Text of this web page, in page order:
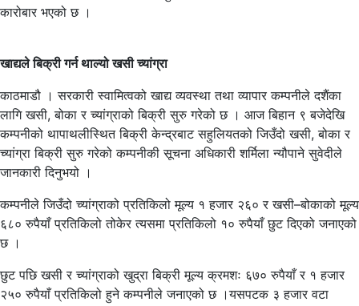
कारोबार भएको छ ।
खाद्यले बिक्री गर्न थाल्यो खसी च्यांग्रा
काठमाडौ । सरकारी स्वामित्वको खाद्य व्यवस्था तथा व्यापार कम्पनीले दशैंका
लागि खसी, बोका र च्यांग्राको बिक्री सुरु गरेको छ । आज बिहान ९ बजेदेखि
कम्पनीको थापाथलीस्थित बिक्री केन्द्रबाट सहुलियतको जिउँदो खसी, बोका र
च्यांग्रा बिक्री सुरु गरेको कम्पनीकी सूचना अधिकारी शर्मिला न्यौपाने सुवेदीले
जानकारी दिनुभयो ।
कम्पनीले जिउँदो च्यांग्राको प्रतिकिलो मूल्य १ हजार २६० र खसी–बोकाको मूल्य
६८० रुपैयाँ प्रतिकिलो तोकेर त्यसमा प्रतिकिलो १० रुपैयाँ छुट दिएको जनाएको
छ ।
छुट पछि खसी र च्यांग्राको खुद्रा बिक्री मूल्य क्रमशः ६७० रुपैयाँ र १ हजार
२५० रुपैयाँ प्रतिकिलो हुने कम्पनीले जनाएको छ ।यसपटक ३ हजार वटा